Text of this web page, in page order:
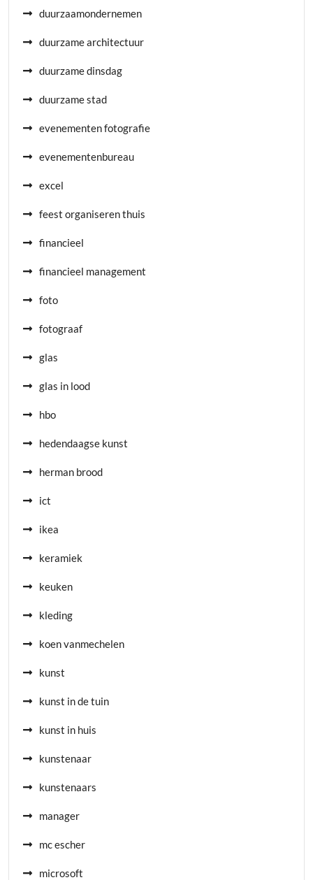
duurzaamondernemen
duurzame architectuur
duurzame dinsdag
duurzame stad
evenementen fotografie
evenementenbureau
excel
feest organiseren thuis
financieel
financieel management
foto
fotograaf
glas
glas in lood
hbo
hedendaagse kunst
herman brood
ict
ikea
keramiek
keuken
kleding
koen vanmechelen
kunst
kunst in de tuin
kunst in huis
kunstenaar
kunstenaars
manager
mc escher
microsoft